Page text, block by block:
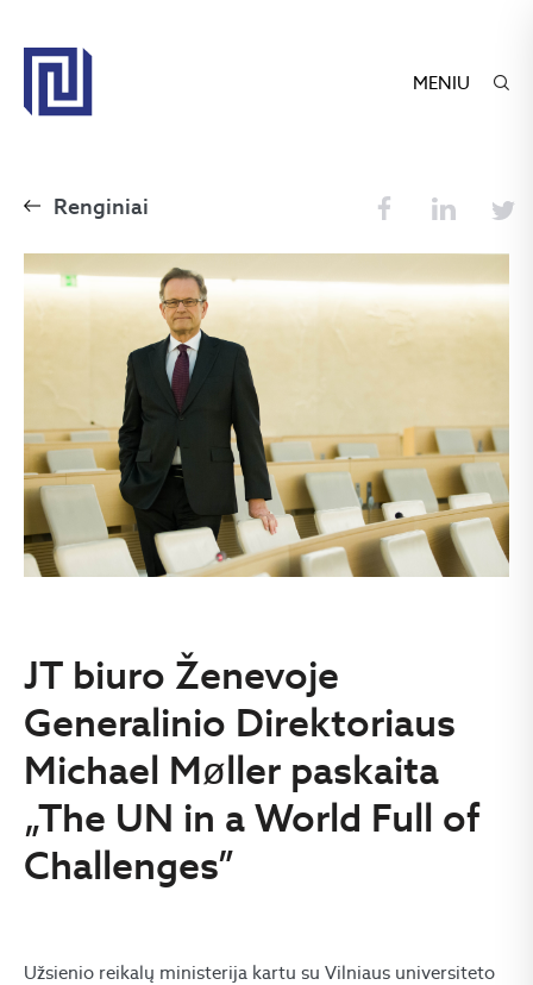
MENIU
Renginiai
JT biuro Ženevoje
Generalinio Direktoriaus
Michael Møller paskaita
„The UN in a World Full of
Challenges”
Užsienio reikalų ministerija kartu su Vilniaus universiteto